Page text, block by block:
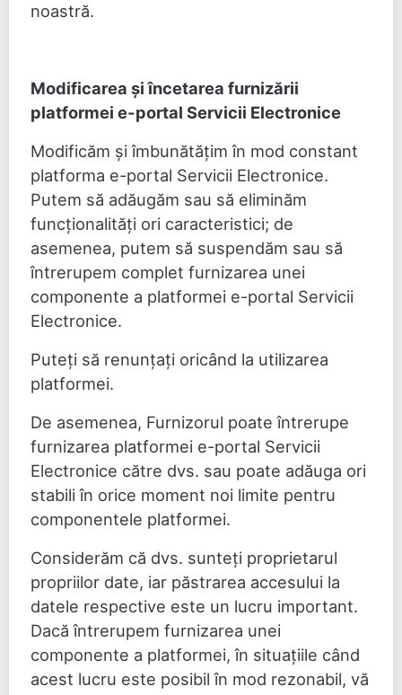
noastră.
Modificarea și încetarea furnizării
platformei e-portal Servicii Electronice
Modificăm și îmbunătățim în mod constant
platforma e-portal Servicii Electronice.
Putem să adăugăm sau să eliminăm
funcționalități ori caracteristici; de
asemenea, putem să suspendăm sau să
întrerupem complet furnizarea unei
componente a platformei e-portal Servicii
Electronice.
Puteți să renunțați oricând la utilizarea
platformei.
De asemenea, Furnizorul poate întrerupe
furnizarea platformei e-portal Servicii
Electronice către dvs. sau poate adăuga ori
stabili în orice moment noi limite pentru
componentele platformei.
Considerăm că dvs. sunteți proprietarul
propriilor date, iar păstrarea accesului la
datele respective este un lucru important.
Dacă întrerupem furnizarea unei
componente a platformei, în situațiile când
acest lucru este posibil în mod rezonabil, vă